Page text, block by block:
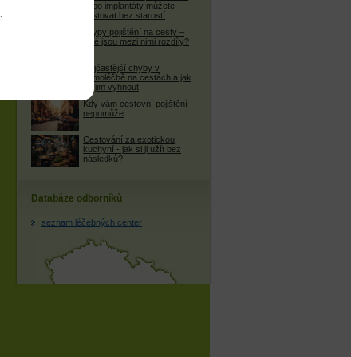
nebo implantáty můžete
cestovat bez starostí
4 typy pojištění na cesty –
jaké jsou mezi nimi rozdíly?
Nejčastější chyby v
samoléčbě na cestách a jak
se jim vyhnout
Kdy vám cestovní pojištění
nepomůže
Cestování za exotickou
kuchyní - jak si ji užít bez
následků?
Databáze odborníků
seznam léčebných center